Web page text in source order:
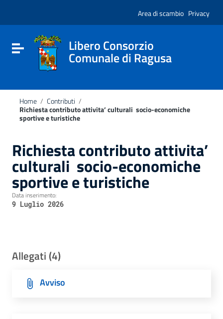
sito
include
Vai al footer
Area di scambio Privacy
Attiva / disattiva la navigazione
Libero Consorzio
Comunale di Ragusa
Home / Contributi /
Richiesta contributo attivita’ culturali socio-economiche
sportive e turistiche
Richiesta contributo attivita’
culturali socio-economiche
sportive e turistiche
Data inserimento:
9 Luglio 2026
Allegati (4)
Avviso